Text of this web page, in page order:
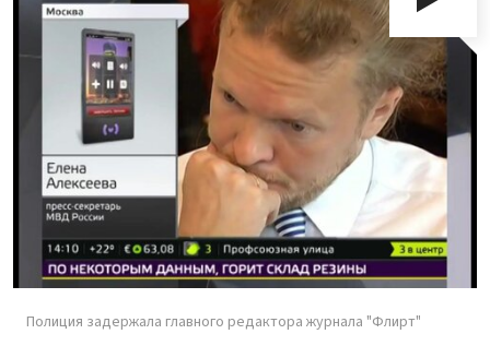
Полиция задержала главного редактора журнала "Флирт"